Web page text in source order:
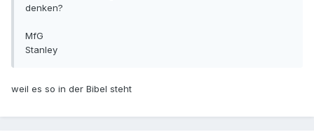
denken?
MfG
Stanley
weil es so in der Bibel steht